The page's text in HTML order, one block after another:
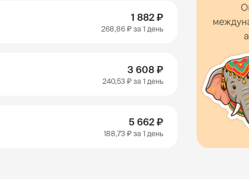
1 882 ₽
268,86 ₽ за 1 день
3 608 ₽
240,53 ₽ за 1 день
5 662 ₽
188,73 ₽ за 1 день